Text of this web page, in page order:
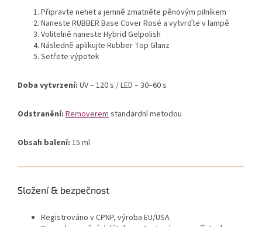
Připravte nehet a jemně zmatněte pěnovým pilníkem
Naneste RUBBER Base Cover Rosé a vytvrďte v lampě
Volitelně naneste Hybrid Gelpolish
Následně aplikujte Rubber Top Glanz
Setřete výpotek
Doba vytvrzení: UV – 120 s / LED – 30–60 s
Odstranění: Removerem standardní metodou
Obsah balení: 15 ml
Složení & bezpečnost
Registrováno v CPNP, výroba EU/USA